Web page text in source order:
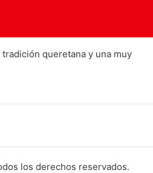
queretana y una muy
los derechos reservados.